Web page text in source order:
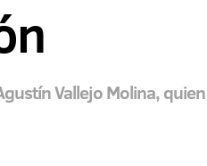
Vallejo Molina,